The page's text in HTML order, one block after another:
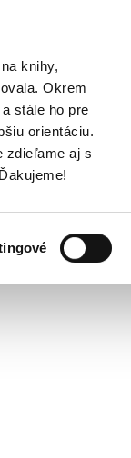
knihy,
Okrem
stále ho pre
orientáciu.
zdieľame aj s